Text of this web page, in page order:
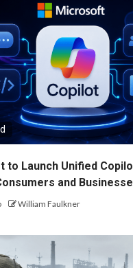
to Launch Unified
and
William Faulkner